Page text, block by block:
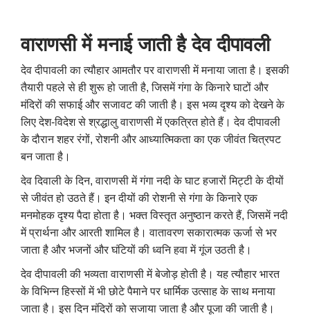
वाराणसी में मनाई जाती है देव दीपावली
देव दीपावली का त्यौहार आमतौर पर वाराणसी में मनाया जाता है। इसकी
तैयारी पहले से ही शुरू हो जाती है, जिसमें गंगा के किनारे घाटों और
मंदिरों की सफाई और सजावट की जाती है। इस भव्य दृश्य को देखने के
लिए देश-विदेश से श्रद्धालु वाराणसी में एकत्रित होते हैं। देव दीपावली
के दौरान शहर रंगों, रोशनी और आध्यात्मिकता का एक जीवंत चित्रपट
बन जाता है।
देव दिवाली के दिन, वाराणसी में गंगा नदी के घाट हजारों मिट्टी के दीयों
से जीवंत हो उठते हैं। इन दीयों की रोशनी से गंगा के किनारे एक
मनमोहक दृश्य पैदा होता है। भक्त विस्तृत अनुष्ठान करते हैं, जिसमें नदी
में प्रार्थना और आरती शामिल है। वातावरण सकारात्मक ऊर्जा से भर
जाता है और भजनों और घंटियों की ध्वनि हवा में गूंज उठती है।
देव दीपावली की भव्यता वाराणसी में बेजोड़ होती है। यह त्यौहार भारत
के विभिन्न हिस्सों में भी छोटे पैमाने पर धार्मिक उत्साह के साथ मनाया
जाता है। इस दिन मंदिरों को सजाया जाता है और पूजा की जाती है।